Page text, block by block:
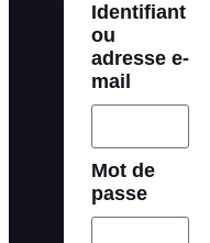
Identifiant
ou
adresse e-
mail
Mot de
passe